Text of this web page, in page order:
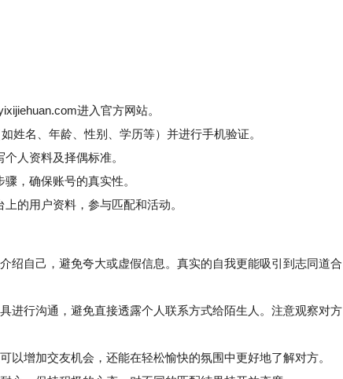
进入官方网站。
名、年龄、性别、学历等）并进行手机验证。
人资料及择偶标准。
，确保账号的真实性。
的用户资料，参与匹配和活动。
自己，避免夸大或虚假信息。真实的自我更能吸引到志同道合
行沟通，避免直接透露个人联系方式给陌生人。注意观察对方
增加交友机会，还能在轻松愉快的氛围中更好地了解对方。